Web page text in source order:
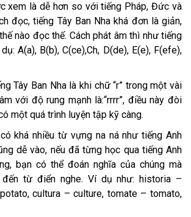
xem là dễ hơn so với tiếng Pháp, Đức và
đọc, tiếng Tây Ban Nha khá đơn là giản,
nào đọc thế. Cách phát âm thì như tiếng
A(a), B(b), C(ce),Ch, D(de), E(e), F(efe),
Tây Ban Nha là khi chữ “r” trong một vài
với độ rung mạnh là:“rrrr”, điều này đòi
một quá trình luyện tập kỹ càng.
khá nhiều từ vựng na ná như tiếng Anh
dễ vào, nếu đã từng học qua tiếng Anh
bạn có thể đoán nghĩa của chúng mà
đến từ điển nghe. Ví dụ như: historia –
cultura – culture, tomate – tomato,